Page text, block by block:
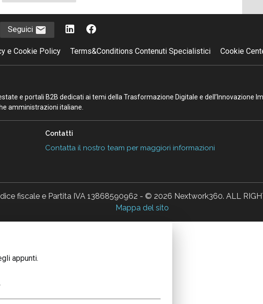
successiva
Seguici
e Cookie Policy Terms&Conditions Contenuti Specialistici Cookie
e portali B2B dedicati ai temi della Trasformazione Digitale e dell’Innovazione
amministrazioni italiane.
Contatti
Contatta il nostro team per maggiori informazioni
fiscale e Partita IVA 13868590962 - © 2026 Nextwork360. ALL
Mappa del sito
appunti.